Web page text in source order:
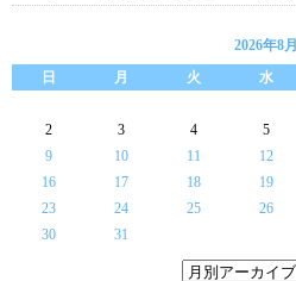
2026年8月
日
月 火 水
2
3 4 5
9
10 11 12
16
17 18 19
23
24 25 26
30
31